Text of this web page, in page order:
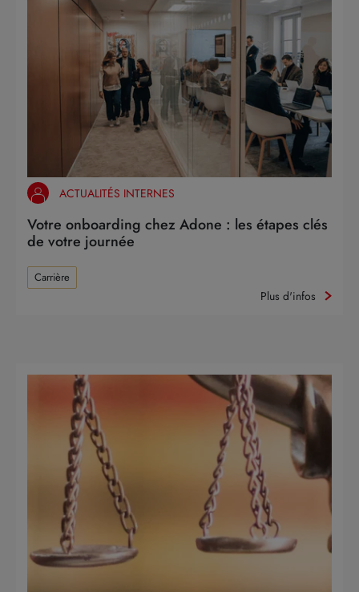
ACTUALITÉS INTERNES
Votre onboarding chez Adone : les étapes clés
de votre journée
Carrière
Plus d'infos